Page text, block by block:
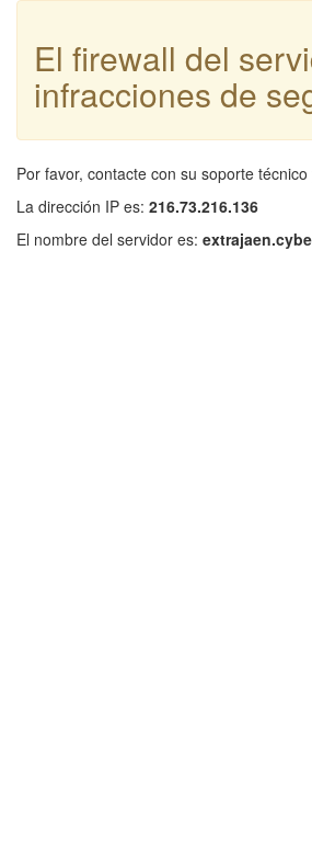
El firewall del
infracciones de
Por favor, contacte con su soporte
La dirección IP es: 216.73.216.136
El nombre del servidor es: